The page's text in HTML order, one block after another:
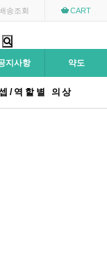
송조회 CART
지사항 약도
/역할별 의상